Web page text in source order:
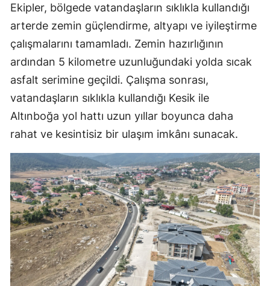
Ekipler, bölgede vatandaşların sıklıkla kullandığı
arterde zemin güçlendirme, altyapı ve iyileştirme
çalışmalarını tamamladı. Zemin hazırlığının
ardından 5 kilometre uzunluğundaki yolda sıcak
asfalt serimine geçildi. Çalışma sonrası,
vatandaşların sıklıkla kullandığı Kesik ile
Altınboğa yol hattı uzun yıllar boyunca daha
rahat ve kesintisiz bir ulaşım imkânı sunacak.